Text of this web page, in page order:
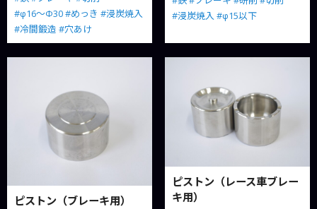
#φ16～Φ30#めっき #浸炭焼入
#冷間鍛造 #穴あけ
#浸炭焼入 #φ15以下
ピストン（ブレーキ用）
ピストン（レース車ブレー
キ用）